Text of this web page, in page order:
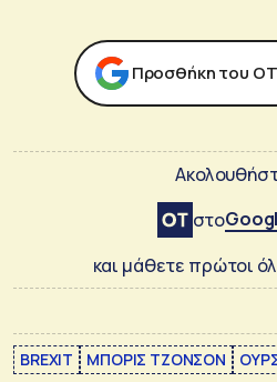
Προσθήκη του
στο
και μάθετε πρώτοι
ΒREXIT ΜΠΟΡΙΣ ΤΖΟΝΣΟΝ